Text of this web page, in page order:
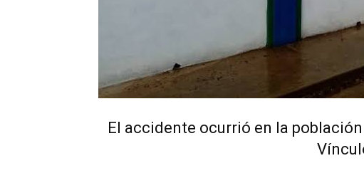
El accidente ocurrió en la